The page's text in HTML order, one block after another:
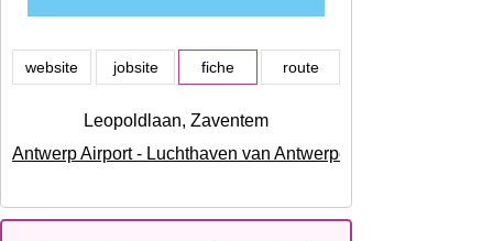
website jobsite fiche route
Leopoldlaan, Zaventem
Antwerp Airport - Luchthaven van Antwerpen